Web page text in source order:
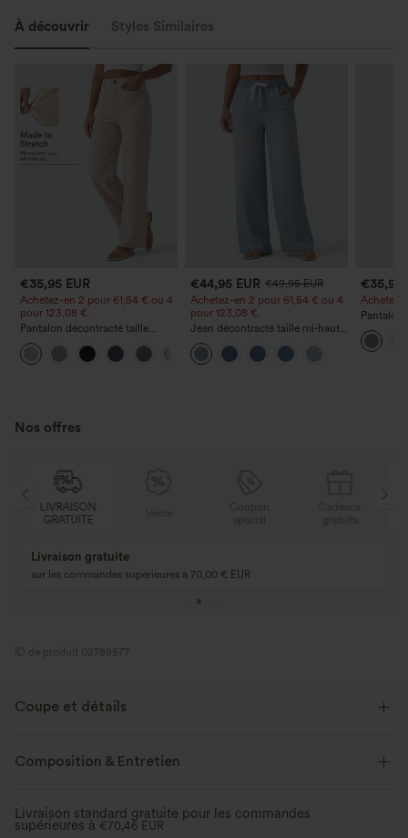
À découvrir Styles Similaires
€35,95 EUR
Achetez-en 2 pour 61,54 € ou 4
pour 123,08 €.
Pantalon décontracté taille
haute à jambe droite, effet lin,
avec poches
€44,95 EUR €49,95 EUR
Achetez-en 2 pour 61,54 € ou 4
pour 123,08 €.
Jean décontracté taille mi‑haute,
à cordon de serrage, avec
poches
€35,95
Achetez-
Pantalon
poches
Nos offres
Vente
3 achetés, 1 offert
Achetez 4 pour 3, achetez 8 pour 6
ID de produit 02789577
Coupe et détails
Coupe ajustée Col rond
Sans manches Élasticité quatre directions
Composition & Entretien
Livraison standard gratuite pour les commandes
supérieures à €70,46 EUR